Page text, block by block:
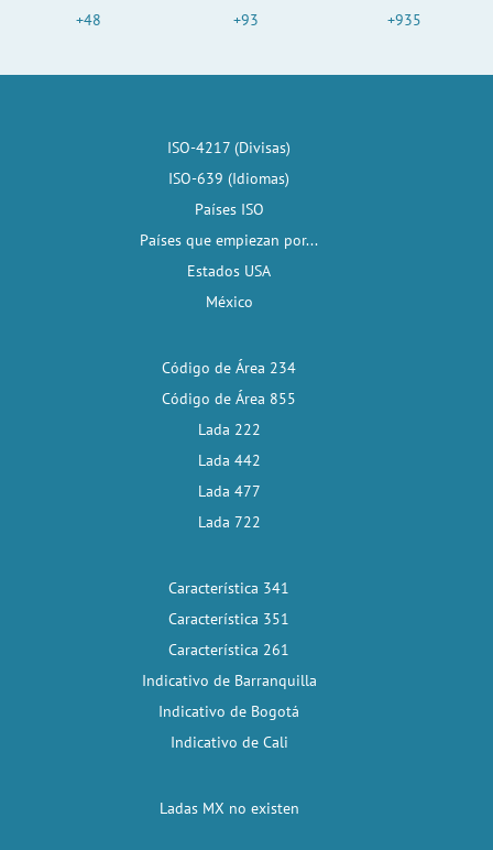
+48
+93
+935
ISO-4217 (Divisas)
ISO-639 (Idiomas)
Países ISO
Países que empiezan por...
Estados USA
México
Código de Área 234
Código de Área 855
Lada 222
Lada 442
Lada 477
Lada 722
Característica 341
Característica 351
Característica 261
Indicativo de Barranquilla
Indicativo de Bogotá
Indicativo de Cali
Ladas MX no existen